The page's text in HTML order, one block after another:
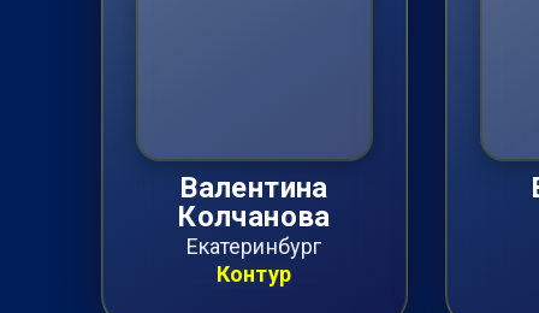
Валентина
Колчанова
Екатеринбург
Контур